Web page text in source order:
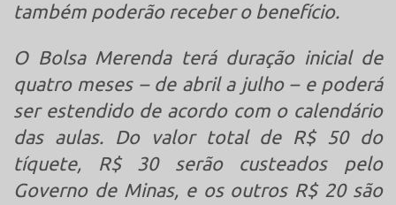
também poderão receber o benefício.
O Bolsa Merenda terá duração inicial de
quatro meses – de abril a julho – e poderá
ser estendido de acordo com o calendário
das aulas. Do valor total de R$ 50 do
tíquete, R$ 30 serão custeados pelo
Governo de Minas, e os outros R$ 20 são